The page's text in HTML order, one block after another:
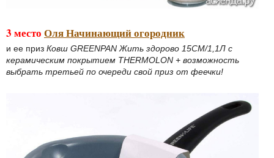
3 место Оля Начинающий огородник
и ее приз Ковш GREENPAN Жить здорово 15СМ/1,1Л с
керамическим покрытием THERMOLON + возможность
выбрать третьей по очереди свой приз от феечки!